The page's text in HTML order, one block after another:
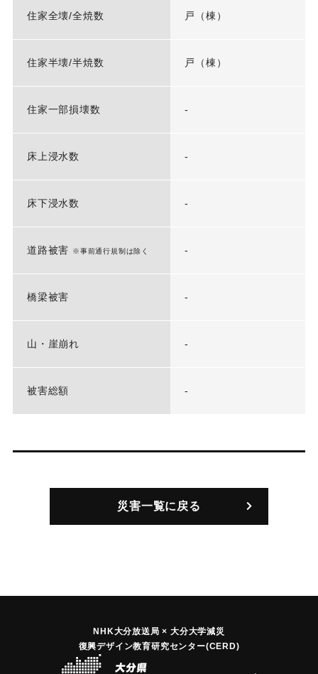
住家全壊/全焼数 戸（棟）
住家半壊/半焼数 戸（棟）
住家一部損壊数 -
床上浸水数 -
床下浸水数 -
道路被害 ※事前通行規制は除く -
橋梁被害 -
山・崖崩れ -
被害総額 -
災害一覧に戻る
NHK大分放送局 × 大分大学減災
復興デザイン教育研究センター(CERD)